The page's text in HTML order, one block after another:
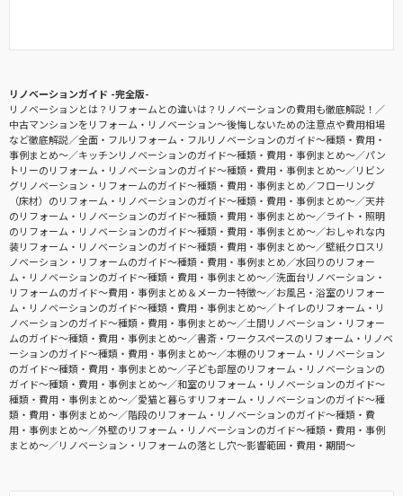
リノベーションガイド -完全版-
リノベーションとは？リフォームとの違いは？リノベーションの費用も徹底解説！
中古マンションをリフォーム・リノベーション〜後悔しないための注意点や費用相場
など徹底解説
全面・フルリフォーム・フルリノベーションのガイド〜種類・費用・
事例まとめ〜
キッチンリノベーションのガイド〜種類・費用・事例まとめ〜
パン
トリーのリフォーム・リノベーションのガイド〜種類・費用・事例まとめ〜
リビン
グリノベーション・リフォームのガイド〜種類・費用・事例まとめ
フローリング
（床材）のリフォーム・リノベーションのガイド〜種類・費用・事例まとめ〜
天井
のリフォーム・リノベーションのガイド〜種類・費用・事例まとめ〜
ライト・照明
のリフォーム・リノベーションのガイド〜種類・費用・事例まとめ〜
おしゃれな内
装リフォーム・リノベーションのガイド〜種類・費用・事例まとめ〜
壁紙クロスリ
ノベーション・リフォームのガイド〜種類・費用・事例まとめ
水回りのリフォー
ム・リノベーションのガイド〜種類・費用・事例まとめ〜
洗面台リノベーション・
リフォームのガイド〜費用・事例まとめ＆メーカー特徴〜
お風呂・浴室のリフォー
ム・リノベーションのガイド〜種類・費用・事例まとめ〜
トイレのリフォーム・リ
ノベーションのガイド〜種類・費用・事例まとめ〜
土間リノベーション・リフォー
ムのガイド〜種類・費用・事例まとめ〜
書斎・ワークスペースのリフォーム・リノベ
ーションのガイド〜種類・費用・事例まとめ〜
本棚のリフォーム・リノベーション
のガイド〜種類・費用・事例まとめ〜
子ども部屋のリフォーム・リノベーションの
ガイド〜種類・費用・事例まとめ〜
和室のリフォーム・リノベーションのガイド〜
種類・費用・事例まとめ〜
愛猫と暮らすリフォーム・リノベーションのガイド〜種
類・費用・事例まとめ〜
階段のリフォーム・リノベーションのガイド〜種類・費
用・事例まとめ〜
外壁のリフォーム・リノベーションのガイド〜種類・費用・事例
まとめ〜
リノベーション・リフォームの落とし穴～影響範囲・費用・期間～